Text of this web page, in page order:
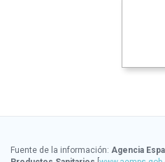
Fuente de la información: Agencia